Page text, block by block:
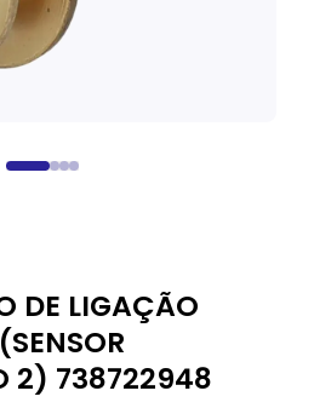
DE LIGAÇÃO
2) 738722948